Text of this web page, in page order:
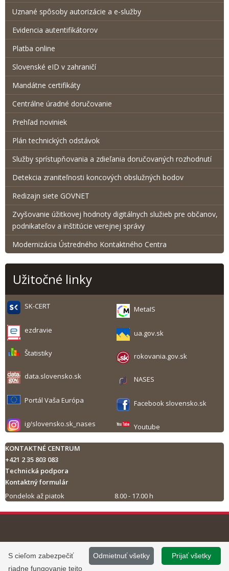
Uznané spôsoby autorizácie a e-služby
Evidencia autentifikátorov
Platba online
Slovenské eID v zahraničí
Mandátne certifikáty
Centrálne úradné doručovanie
Prehľad noviniek
Plán technických odstávok
Služby sprístupňovania a zdieľania doručovaných rozhodnutí
Detekcia zraniteľnosti koncových obslužných bodov
Redizajn siete GOVNET
Zvyšovanie úžitkovej hodnoty digitálnych služieb pre občanov,
podnikateľov a inštitúcie verejnej správy
Modernizácia Ústredného Kontaktného Centra
Užitočné linky
SK-CERT MetaIS
ezdravie ua.gov.sk
Štatistiky rokovania.gov.sk
data.slovensko.sk NASES
Portál Vaša Európa Facebook slovensko.sk
ig/slovensko.sk_nases Youtube
KONTAKTNÉ CENTRUM
+421 2 35 803 083
Technická podpora
Kontaktný formulár
Pondelok až piatok
8.00 - 17.00 h
Tlač obsahu
©2013 - 2026, Slovensko.sk
Informácie zverejnené na portáli
Prevádzku stránky
www.slovensko.sk a správu jej
Prijať všetky
Odmietnuť všetky
S cieľom zabezpečiť
riadne fungovanie tejto